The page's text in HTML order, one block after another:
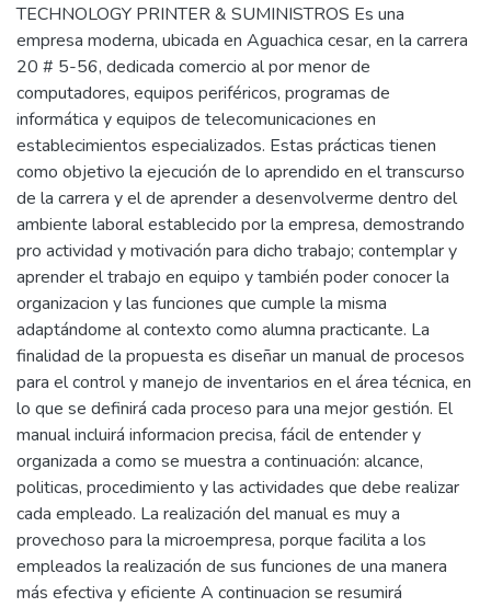
TECHNOLOGY PRINTER & SUMINISTROS Es una
empresa moderna, ubicada en Aguachica cesar, en la carrera
20 # 5-56, dedicada comercio al por menor de
computadores, equipos periféricos, programas de
informática y equipos de telecomunicaciones en
establecimientos especializados. Estas prácticas tienen
como objetivo la ejecución de lo aprendido en el transcurso
de la carrera y el de aprender a desenvolverme dentro del
ambiente laboral establecido por la empresa, demostrando
pro actividad y motivación para dicho trabajo; contemplar y
aprender el trabajo en equipo y también poder conocer la
organizacion y las funciones que cumple la misma
adaptándome al contexto como alumna practicante. La
finalidad de la propuesta es diseñar un manual de procesos
para el control y manejo de inventarios en el área técnica, en
lo que se definirá cada proceso para una mejor gestión. El
manual incluirá informacion precisa, fácil de entender y
organizada a como se muestra a continuación: alcance,
politicas, procedimiento y las actividades que debe realizar
cada empleado. La realización del manual es muy a
provechoso para la microempresa, porque facilita a los
empleados la realización de sus funciones de una manera
más efectiva y eficiente A continuacion se resumirá